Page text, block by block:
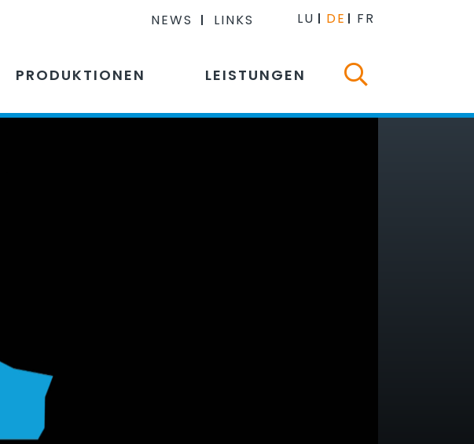
NEWS LINKS LU DE FR
PRODUKTIONEN LEISTUNGEN